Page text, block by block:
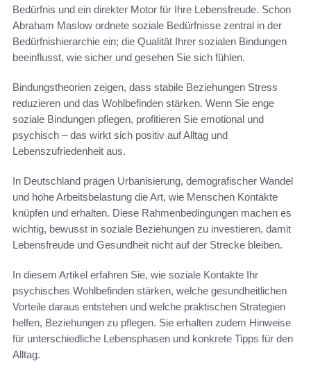
Bedürfnis und ein direkter Motor für Ihre Lebensfreude. Schon
Abraham Maslow ordnete soziale Bedürfnisse zentral in der
Bedürfnishierarchie ein; die Qualität Ihrer sozialen Bindungen
beeinflusst, wie sicher und gesehen Sie sich fühlen.
Bindungstheorien zeigen, dass stabile Beziehungen Stress
reduzieren und das Wohlbefinden stärken. Wenn Sie enge
soziale Bindungen pflegen, profitieren Sie emotional und
psychisch – das wirkt sich positiv auf Alltag und
Lebenszufriedenheit aus.
In Deutschland prägen Urbanisierung, demografischer Wandel
und hohe Arbeitsbelastung die Art, wie Menschen Kontakte
knüpfen und erhalten. Diese Rahmenbedingungen machen es
wichtig, bewusst in soziale Beziehungen zu investieren, damit
Lebensfreude und Gesundheit nicht auf der Strecke bleiben.
In diesem Artikel erfahren Sie, wie soziale Kontakte Ihr
psychisches Wohlbefinden stärken, welche gesundheitlichen
Vorteile daraus entstehen und welche praktischen Strategien
helfen, Beziehungen zu pflegen. Sie erhalten zudem Hinweise
für unterschiedliche Lebensphasen und konkrete Tipps für den
Alltag.